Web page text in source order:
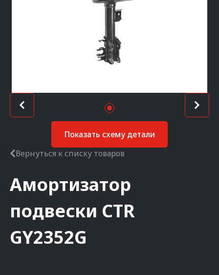
Показать схему детали
Вернуться к списку товаров
Амортизатор
подвески CTR
GY2352G